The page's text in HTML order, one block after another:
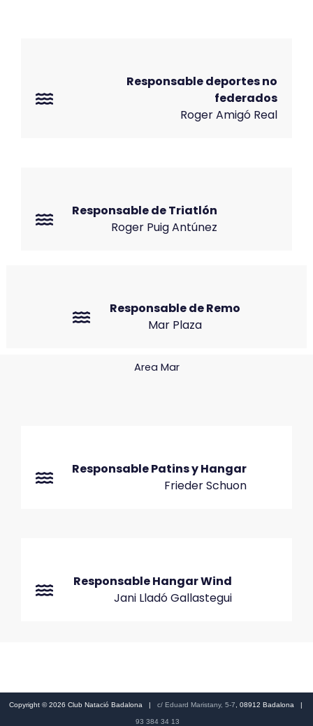
Responsable deportes no
federados
Roger Amigó Real
Responsable de Triatlón
Roger Puig Antúnez
Responsable de Remo
Mar Plaza
Area Mar
Responsable Patins y Hangar
Frieder Schuon
Responsable Hangar Wind
Jani Lladó Gallastegui
Copyright © 2026 Club Natació Badalona | c/ Eduard Maristany, 5-7 , 08912 Badalona |
93 384 34 13